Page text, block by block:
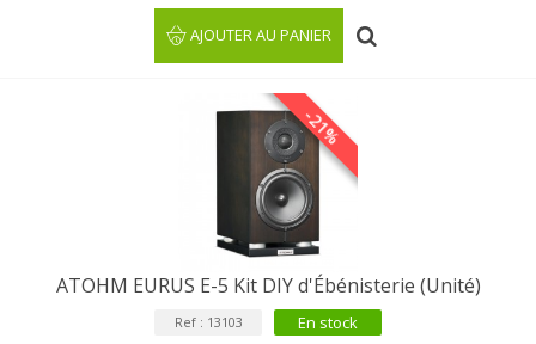
AJOUTER AU PANIER
-21%
ATOHM EURUS E-5 Kit DIY d'Ébénisterie (Unité)
Ref : 13103 En stock